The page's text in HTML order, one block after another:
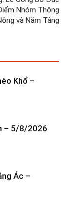
Nhóm Thông
và Năm Tầng
Khổ –
– 5/8/2026
Ác –